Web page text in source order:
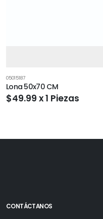
05015187
Lona 50x70 CM
$49.99 x 1 Piezas
CONTÁCTANOS